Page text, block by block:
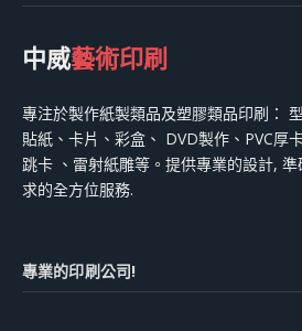
中威藝術印刷
專注於製作紙製類品及塑膠類品印刷：
貼紙、卡片、彩盒、 DVD製作、PVC厚
跳卡 、雷射紙雕等。提供專業的設計,
求的全方位服務.
專業的印刷公司!